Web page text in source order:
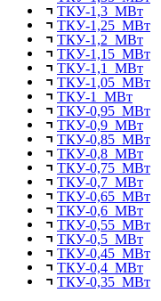
ТКУ-1,3 МВт
ТКУ-1,25 МВт
ТКУ-1,2 МВт
ТКУ-1,15 МВт
ТКУ-1,1 МВт
ТКУ-1,05 МВт
ТКУ-1 МВт
ТКУ-0,95 МВт
ТКУ-0,9 МВт
ТКУ-0,85 МВт
ТКУ-0,8 МВт
ТКУ-0,75 МВт
ТКУ-0,7 МВт
ТКУ-0,65 МВт
ТКУ-0,6 МВт
ТКУ-0,55 МВт
ТКУ-0,5 МВт
ТКУ-0,45 МВт
ТКУ-0,4 МВт
ТКУ-0,35 МВт